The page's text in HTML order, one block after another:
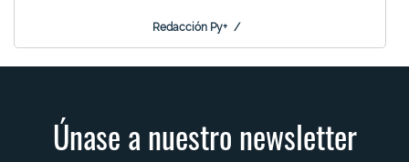
Redacción Py+
Únase a nuestro newsletter